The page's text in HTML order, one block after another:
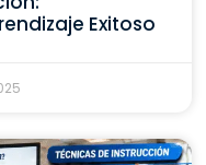
Exitoso